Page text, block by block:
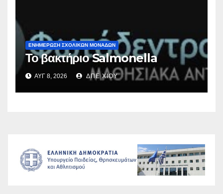
ΕΝΗΜΕΡΩΣΗ ΣΧΟΛΙΚΩΝ ΜΟΝΑΔΩΝ
Το βακτήριο Salmonella
ΑΥΓ 8, 2026 ΔΠΕ ΧΙΟΥ